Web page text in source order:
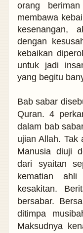
orang
membawa
kesenangan,
dengan
kebaikan
untuk jadi
yang begitu
Bab sabar
Quran.4
dalam bab
ujian Allah. Tak
Manusia diuji
dari syaitan
kematian
kesakitan.
bersabar.
ditimpa
Maksudnya